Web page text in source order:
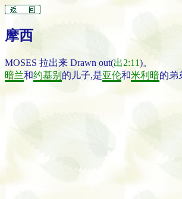
摩西
MOSES 拉出来 Drawn out(出2:11)。
暗兰和约基别 的儿子,是亚伦和米利暗的弟